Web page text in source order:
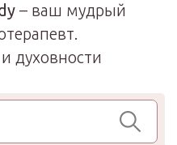
– ваш мудрый
духовности